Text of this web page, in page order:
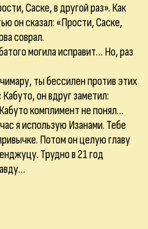
Саске, в другой раз». Как
он сказал: «Прости, Саске,
соврал.
могила исправит… Но, раз
ты бессилен против этих
он вдруг заметил:
комплимент не понял…
я использую Изанами. Тебе
Потом он целую главу
Трудно в 21 год